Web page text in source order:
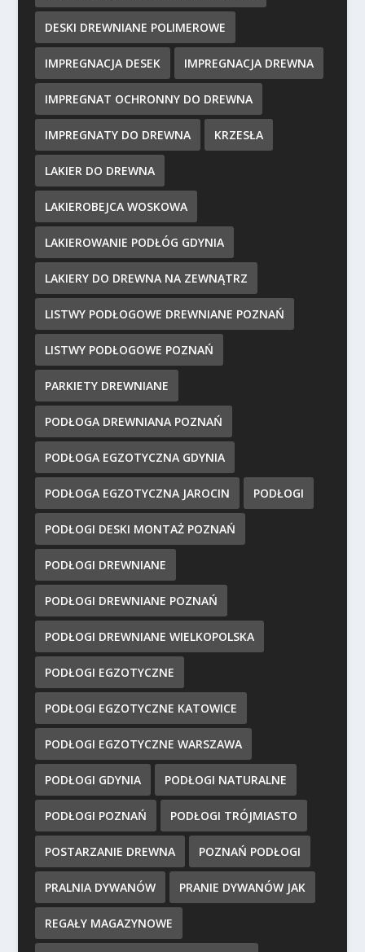
DESKI DREWNIANE POLIMEROWE
IMPREGNACJA DESEK IMPREGNACJA DREWNA
IMPREGNAT OCHRONNY DO DREWNA
IMPREGNATY DO DREWNA KRZESŁA
LAKIER DO DREWNA
LAKIEROBEJCA WOSKOWA
LAKIEROWANIE PODŁÓG GDYNIA
LAKIERY DO DREWNA NA ZEWNĄTRZ
LISTWY PODŁOGOWE DREWNIANE POZNAŃ
LISTWY PODŁOGOWE POZNAŃ
PARKIETY DREWNIANE
PODŁOGA DREWNIANA POZNAŃ
PODŁOGA EGZOTYCZNA GDYNIA
PODŁOGA EGZOTYCZNA JAROCIN PODŁOGI
PODŁOGI DESKI MONTAŻ POZNAŃ
PODŁOGI DREWNIANE
PODŁOGI DREWNIANE POZNAŃ
PODŁOGI DREWNIANE WIELKOPOLSKA
PODŁOGI EGZOTYCZNE
PODŁOGI EGZOTYCZNE KATOWICE
PODŁOGI EGZOTYCZNE WARSZAWA
PODŁOGI GDYNIA PODŁOGI NATURALNE
PODŁOGI POZNAŃ PODŁOGI TRÓJMIASTO
POSTARZANIE DREWNA POZNAŃ PODŁOGI
PRALNIA DYWANÓW PRANIE DYWANÓW JAK
REGAŁY MAGAZYNOWE